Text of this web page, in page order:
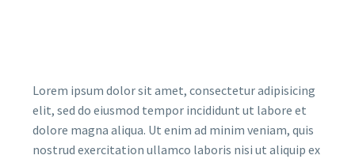
Lorem ipsum dolor sit amet, consectetur adipisicing
elit, sed do eiusmod tempor incididunt ut labore et
dolore magna aliqua. Ut enim ad minim veniam, quis
nostrud exercitation ullamco laboris nisi ut aliquip ex